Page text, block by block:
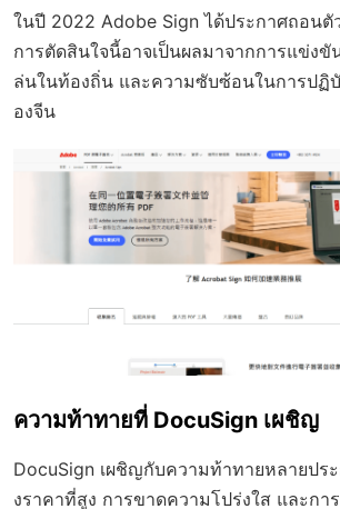
ในปี 2022 Adobe Sign ได้ประกาศถอน
การตัดสินใจนี้อาจเป็นผลมาจากการแข่งขั
ล่นในท้องถิ่น และความซับซ้อนในการปฏิ
องจีน
ความท้าทายที่ DocuSign เผชิญ
DocuSign เผชิญกับความท้าทายหลายปร
งราคาที่สูง การขาดความโปร่งใส และก